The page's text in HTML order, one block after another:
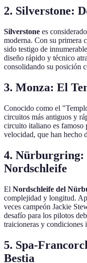
2. Silverstone:
Silverstone es
moderna. Con su primera
sido testigo de
diseño rápido y técnico
consolidando su posición
3. Monza: El
Conocido como el
circuitos más antiguos y
circuito italiano es famoso
velocidad, que han hecho
4. Nürburgring:
Nordschleife
El Nordschleife del
complejidad y longitud.
veces campeón Jackie
desafío para los pilotos
traicioneras y condiciones
5. Spa-
Bestia